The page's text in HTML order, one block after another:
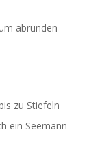
abrunden
zu Stiefeln
ein Seemann